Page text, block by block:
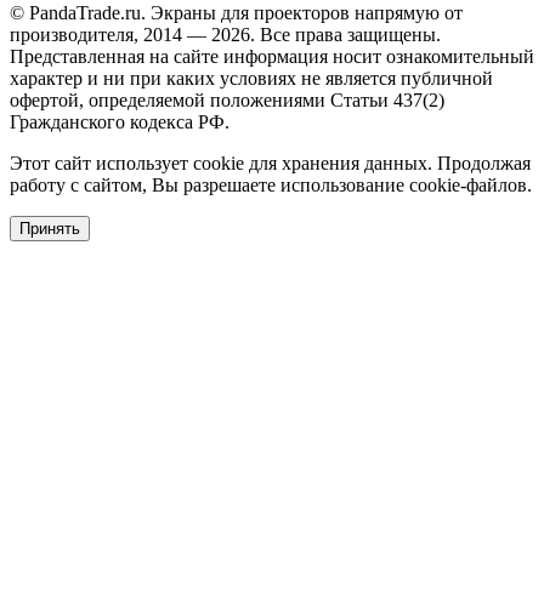
© PandaTrade.ru. Экраны для проекторов напрямую от
производителя, 2014 — 2026. Все права защищены.
Представленная на сайте информация носит ознакомительный
характер и ни при каких условиях не является публичной
офертой, определяемой положениями Статьи 437(2)
Гражданского кодекса РФ.
Этот сайт использует cookie для хранения данных. Продолжая
работу с сайтом, Вы разрешаете использование cookie-файлов.
Принять